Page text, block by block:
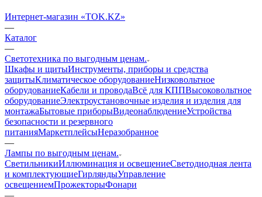
Интернет-магазин «TOK.KZ»
—
Каталог
—
Светотехника по выгодным ценам.
Шкафы и щитыИнструменты, приборы и средства
защитыКлиматическое оборудованиеНизковольтное
оборудованиеКабели и проводаВсё для КППВысоковольтное
оборудованиеЭлектроустановочные изделия и изделия для
монтажаБытовые приборыВидеонаблюдениеУстройства
безопасности и резервного
питанияМаркетплейсыНеразобранное
—
Лампы по выгодным ценам.
СветильникиИллюминация и освещениеСветодиодная лента
и комплектующиеГирляндыУправление
освещениемПрожекторыФонари
—